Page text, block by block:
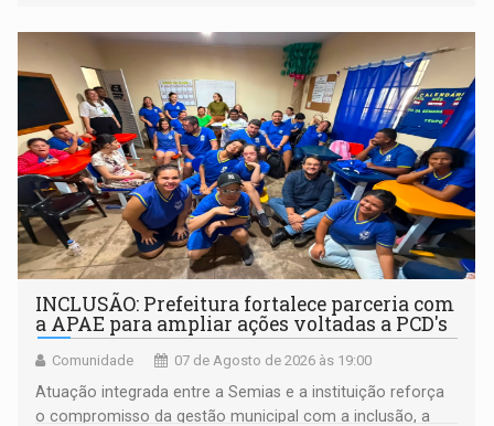
INCLUSÃO: Prefeitura fortalece parceria com
a APAE para ampliar ações voltadas a PCD's
Comunidade 07 de Agosto de 2026 às 19:00
Atuação integrada entre a Semias e a instituição reforça
o compromisso da gestão municipal com a inclusão, a